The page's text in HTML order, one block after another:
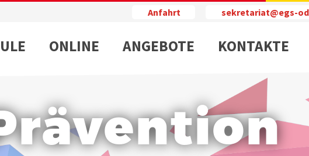
Anfahrt sekretariat@egs-
ONLINE ANGEBOTE KONTAKTE